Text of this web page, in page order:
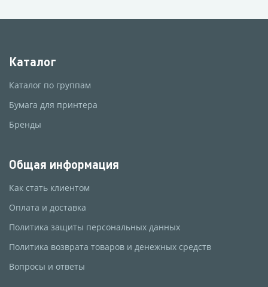
Каталог
Каталог по группам
Бумага для принтера
Бренды
Общая информация
Как стать клиентом
Оплата и доставка
Политика защиты персональных данных
Политика возврата товаров и денежных средств
Вопросы и ответы